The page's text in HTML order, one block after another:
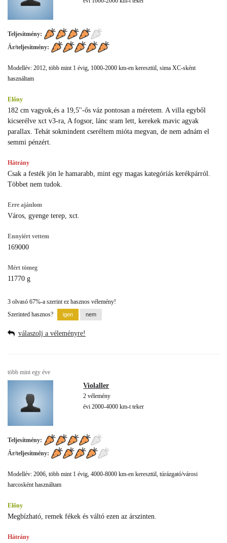
Teljesítmény:
Ár/teljesítmény:
Modellév: 2012, több mint 1 évig, 1000-2000 km-en keresztül, sima XC-sként
használtam
Előny
182 cm vagyok,és a 19,5''-ős váz pontosan a méretem. A villa egyből
kicserélve xct v3-ra, A fogsor, lánc sram lett, kerekek mavic agyak
parallax. Tehát sokmindent cseréltem mióta megvan, de nem adnám el
semmi pénzért.
Hátrány
Csak a festék jön le hamarabb, mint egy magas kategóriás kerékpárról.
Többet nem tudok.
Erre ajánlom
Város, gyenge terep, xct.
Ennyiért vettem
169000
Mért tömeg
11770 g
3 olvasó 67%-a szerint ez hasznos vélemény!
Szerinted hasznos?
válaszolj a véleményre!
több mint egy éve
Violaller
2 vélemény
évi 2000-4000 km-t teker
Teljesítmény:
Ár/teljesítmény:
Modellév: 2006, több mint 1 évig, 4000-8000 km-en keresztül, túrázgató/városi
harcosként használtam
Előny
Megbízható, remek fékek és váltó ezen az árszinten.
Hátrány